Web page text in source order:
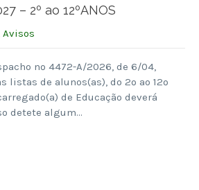
– 2º ao 12ºANOS
Avisos
nº 4472-A/2026, de 6/04,
listas de alunos(as), do 2º ao 12º
de Educação deverá
detete algum…